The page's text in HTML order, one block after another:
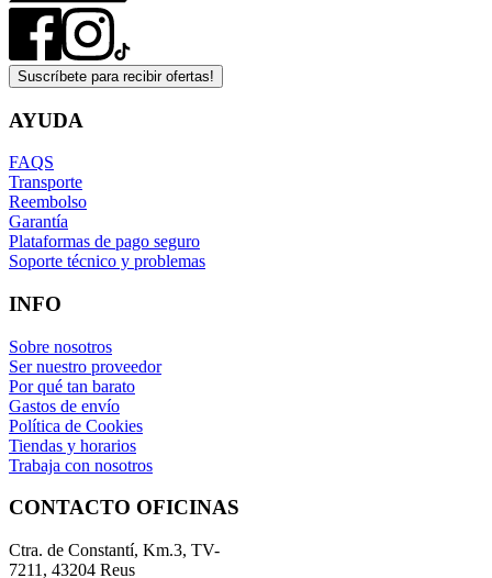
Suscríbete para recibir ofertas!
AYUDA
FAQS
Transporte
Reembolso
Garantía
Plataformas de pago seguro
Soporte técnico y problemas
INFO
Sobre nosotros
Ser nuestro proveedor
Por qué tan barato
Gastos de envío
Política de Cookies
Tiendas y horarios
Trabaja con nosotros
CONTACTO OFICINAS
Ctra. de Constantí, Km.3, TV-
7211, 43204 Reus